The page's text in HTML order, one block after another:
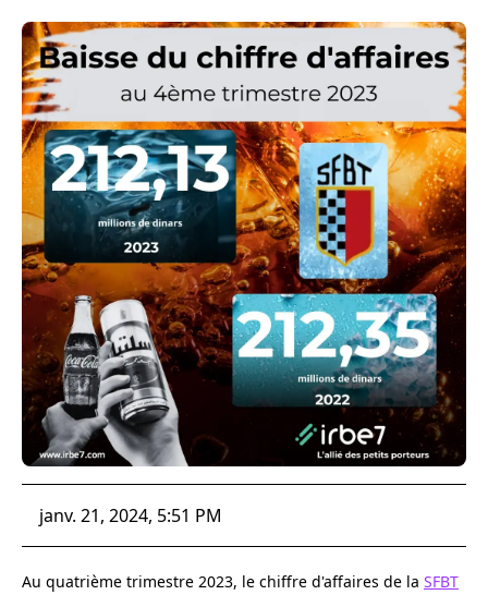
janv. 21, 2024, 5:51 PM
Au quatrième trimestre 2023, le chiffre d'affaires de la SFBT